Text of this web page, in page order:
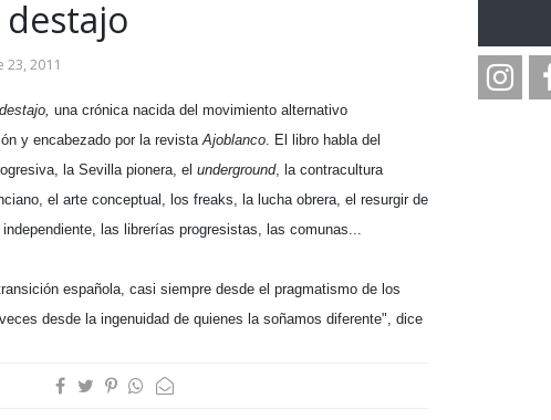
destajo
2011
una crónica nacida del movimiento alternativo
y encabezado por la revista Ajoblanco . El libro habla del
la Sevilla pionera, el underground, la contracultura
el arte conceptual, los freaks, la lucha obrera, el resurgir de
las librerías progresistas, las comunas...
española, casi siempre desde el pragmatismo de los
desde la ingenuidad de quienes la soñamos diferente", dice